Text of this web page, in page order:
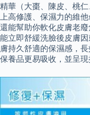
精華（大棗、陳皮、桃
上高修護、保濕力的維
還能幫助你軟化皮膚老
能立即舒緩洗臉後皮膚
膚持久舒適的保濕感，
保養品更易吸收，並呈現